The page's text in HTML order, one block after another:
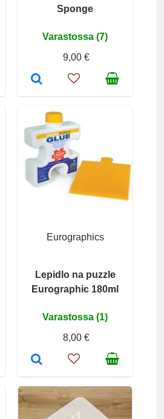
Sponge
Varastossa (7)
9,00 €
Eurographics
Lepidlo na puzzle
Eurographic 180ml
Varastossa (1)
8,00 €